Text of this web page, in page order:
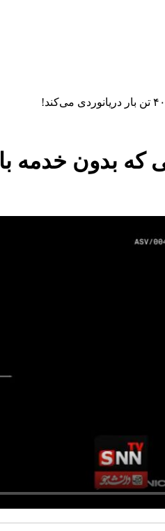
۴۰ تن بار دریانوردی می‌کند!